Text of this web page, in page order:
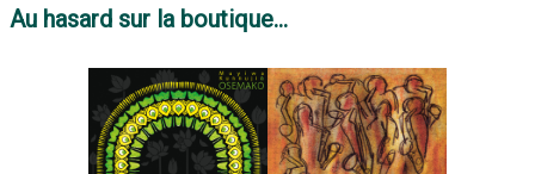
Au hasard sur la boutique...